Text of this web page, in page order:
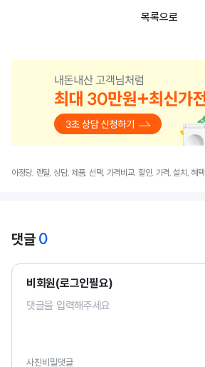
목록으로
아정당, 렌탈, 상담, 제품, 선택, 가격비교, 할인, 가격, 설치, 혜택
댓글 0
비회원(로그인필요)
사진비밀댓글